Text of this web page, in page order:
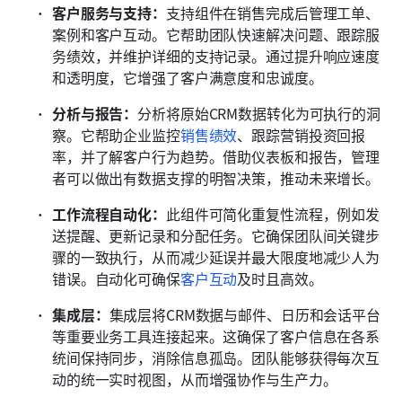
客户服务与支持： 支持组件在销售完成后管理工单、
案例和客户互动。它帮助团队快速解决问题、跟踪服
务绩效，并维护详细的支持记录。通过提升响应速度
和透明度，它增强了客户满意度和忠诚度。
分析与报告： 分析将原始CRM数据转化为可执行的洞
察。它帮助企业监控销售绩效、跟踪营销投资回报
率，并了解客户行为趋势。借助仪表板和报告，管理
者可以做出有数据支撑的明智决策，推动未来增长。
工作流程自动化： 此组件可简化重复性流程，例如发
送提醒、更新记录和分配任务。它确保团队间关键步
骤的一致执行，从而减少延误并最大限度地减少人为
错误。自动化可确保客户互动及时且高效。
集成层： 集成层将CRM数据与邮件、日历和会话平台
等重要业务工具连接起来。这确保了客户信息在各系
统间保持同步，消除信息孤岛。团队能够获得每次互
动的统一实时视图，从而增强协作与生产力。